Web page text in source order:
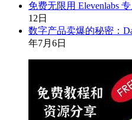
免费无限用 Elevenlabs
12日
数字产品卖爆的秘密：
年7月6日